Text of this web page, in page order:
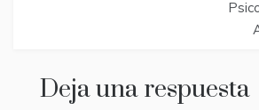
Deja una respuesta